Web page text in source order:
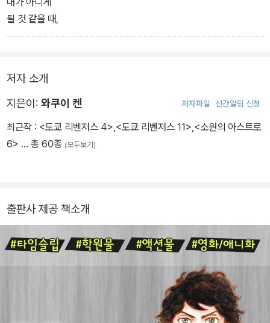
될 것 같을 때,
저자 소개
지은이: 와쿠이 켄 저자파일 신간알림 신청
최근작 : <도쿄 리벤저스 4> <도쿄 리벤저스 11> <소원의 아스트로
6> … 총 60종 (모두보기)
출판사 제공 책소개